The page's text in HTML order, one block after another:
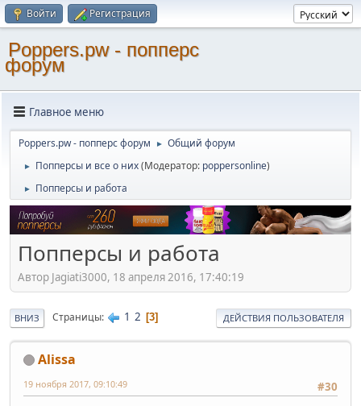
Войти Регистрация
Poppers.pw - попперс
форум
Главное меню
Poppers.pw - попперс форум ► Общий форум
► Попперсы и все о них(Модератор: poppersonline)
► Попперсы и работа
Попперсы и работа
Автор Jagiati3000, 18 апреля 2016, 17:40:19
ВНИЗ Страницы 1 2 3 ДЕЙСТВИЯ ПОЛЬЗОВАТЕЛЯ
Alissa
#30
19 ноября 2017, 09:10:49